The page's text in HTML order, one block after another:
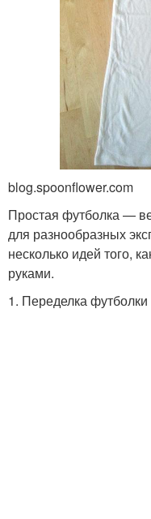
blog.spoonflower.com
Простая футболка —
для разнообразных
несколько идей того,
руками.
1. Переделка футболки